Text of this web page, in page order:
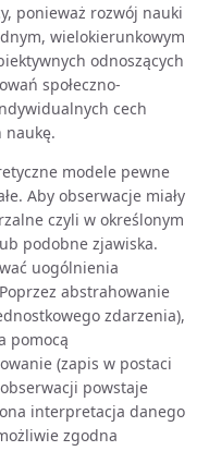
ponieważ rozwój nauki
wielokierunkowym
odnoszących
społeczno-
cech
naukę.
modele pewne
Aby obserwacje miały
czyli w określonym
podobne zjawiska.
uogólnienia
abstrahowanie
zdarzenia),
pomocą
(zapis w postaci
powstaje
interpretacja danego
zgodna